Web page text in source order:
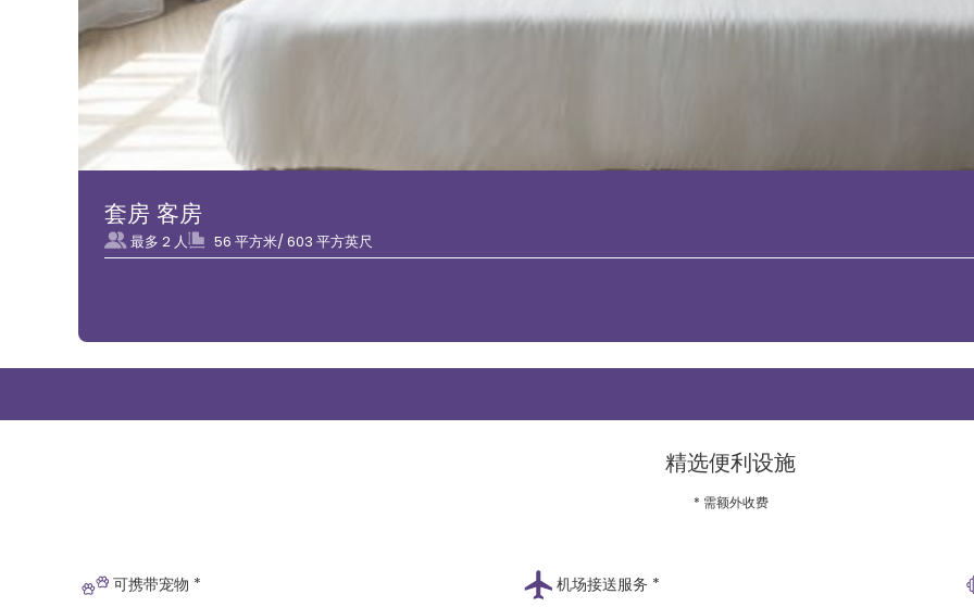
套房 客房
最多 2 人 56 平方米/ 603 平方英尺
精选便利设施
* 需额外收费
可携带宠物 * 机场接送服务 *